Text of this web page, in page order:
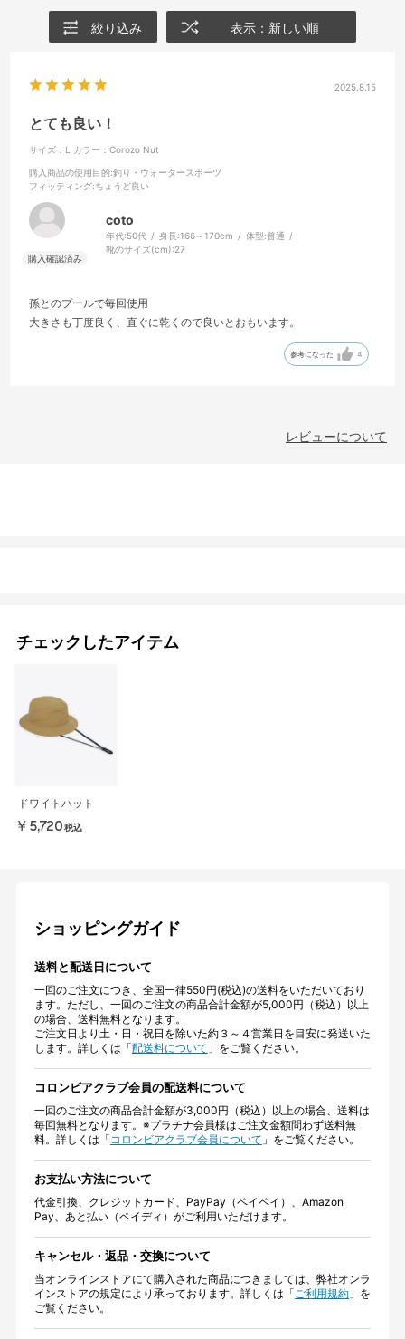
絞り込み 表示：新しい順
2025.8.15
とても良い！
サイズ：L カラー：Corozo Nut
購入商品の使用目的:釣り・ウォータースポーツ
フィッティング:ちょうど良い
coto
年代:50代 身長:166～170cm 体型:普通
靴のサイズ(cm):27
孫とのプールで毎回使用
大きさも丁度良く、直ぐに乾くので良いとおもいます。
参考になった 4
レビューについて
チェックしたアイテム
ドワイトハット
￥5,720 税込
ショッピングガイド
送料と配送日について
一回のご注文につき、全国一律550円(税込)の送料をいただいており
ます。ただし、一回のご注文の商品合計金額が5,000円（税込）以上
の場合、送料無料となります。
ご注文日より土・日・祝日を除いた約３～４営業日を目安に発送いた
します。詳しくは「配送料について 」をご覧ください。
コロンビアクラブ会員の配送料について
一回のご注文の商品合計金額が3,000円（税込）以上の場合、送料は
毎回無料となります。※プラチナ会員様はご注文金額問わず送料無
料。詳しくは「コロンビアクラブ会員について 」をご覧ください。
お支払い方法について
代金引換、クレジットカード、PayPay（ペイペイ）、Amazon
Pay、あと払い（ペイディ）がご利用いただけます。
キャンセル・返品・交換について
当オンラインストアにて購入された商品につきましては、弊社オンラ
インストアの規定により承っております。詳しくは「ご利用規約」を
ご覧ください。